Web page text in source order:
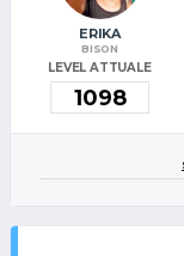
ERIKA
BISON
LEVEL ATTUALE